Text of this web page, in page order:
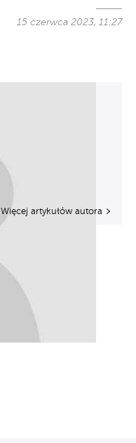
15 czerwca 2023, 11:27
Więcej artykułów autora